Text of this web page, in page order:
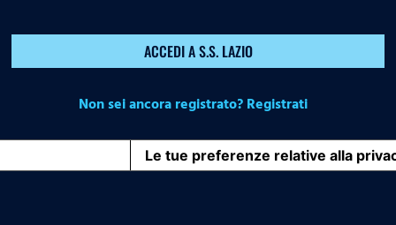
ACCEDI A S.S. LAZIO
Non sei ancora registrato? Registrati
Le tue preferenze relative alla